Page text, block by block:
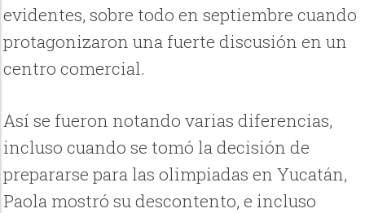
evidentes, sobre todo en septiembre cuando
protagonizaron una fuerte discusión en un
centro comercial.
Así se fueron notando varias diferencias,
incluso cuando se tomó la decisión de
prepararse para las olimpiadas en Yucatán,
Paola mostró su descontento, e incluso